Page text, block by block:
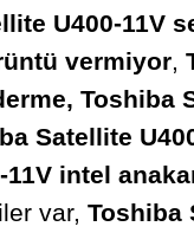
U400-11V
vermiyor,
Toshiba
Satellite
intel
var, Toshiba